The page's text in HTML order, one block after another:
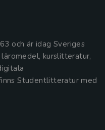
och är idag Sveriges
kurslitteratur,
Studentlitteratur med